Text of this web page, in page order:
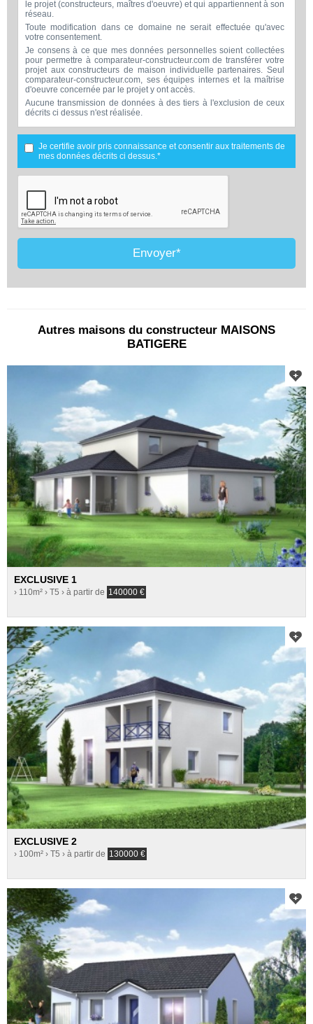
le projet (constructeurs, maîtres d'oeuvre) et qui appartiennent à son
réseau.
Toute modification dans ce domaine ne serait effectuée qu'avec
votre consentement.
Je consens à ce que mes données personnelles soient collectées
pour permettre à comparateur-constructeur.com de transférer votre
projet aux constructeurs de maison individuelle partenaires. Seul
comparateur-constructeur.com, ses équipes internes et la maîtrise
d'oeuvre concernée par le projet y ont accès.
Aucune transmission de données à des tiers à l'exclusion de ceux
décrits ci dessus n'est réalisée.
Mes données téléphoniques seront uniquement utilisées par
comparateur-constructeur.com et la maîtrise d'ouvrage concernée
par votre projet dans le cadre de la qualification et du suivi de mon
projet.
Les données sont conservées pendant une durée de 18 mois
courant à partir des derniers contacts effectifs entre comparateur-
membre de la maîtrise d'oeuvre en rapport avec ce projet et qui
serait en relation avec comparateur-constructeur sur ce projet.
Conformément à la loi « informatique et libertés », vous pouvez
exercer votre droit d'accès aux données vous concernant et les faire
rectifier en contactant : Vitaweb, 7 bis rue de l'Héronière, 17220
SALLES-SUR-MER - FRANCE. Tél. 07.86.24.07.28 -
contact@comparateur-constructeur.com
Je certifie avoir pris connaissance et consentir aux traitements de
mes données décrits ci dessus.*
Envoyer*
Autres maisons du constructeur MAISONS
BATIGERE
EXCLUSIVE 1
› 110m² › T5 › à partir de 140000 €
EXCLUSIVE 2
› 100m² › T5 › à partir de 130000 €